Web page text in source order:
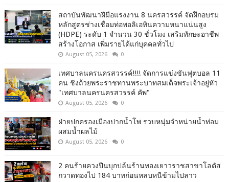
สถาบันพัฒนาฝีมือแรงงาน 8 นครสวรรค์ จัดฝึกอบรม
หลักสูตรช่างเชื่อมท่อพอลิเอทินความหนาแน่นสูง
(HDPE) ระดับ 1 จำนวน 30 ชั่วโมง เสริมทักษะอาชีพ
สร้างโอกาส เพิ่มรายได้แก่บุคคลทั่วไป
August 05, 2026 0
เทศบาลนครนครสวรรค์!!!! จัดการแข่งขันฟุตบอล 11
คน ชิงถ้วยพระราชทานพระบาทสมเด็จพระเจ้าอยู่หัว
"เทศบาลนครนครสวรรค์ คัพ"
August 05, 2026 0
ฝ่ายปกครองเมืองปากน้ำโพ รวบหนุ่มจำหน่ายน้ำท่อม
ผสมน้ำผลไม้
August 05, 2026 0
2 คนร้ายควงปืนบุกปล้นร้านทองเยาวราชสาขาโลตัส
กวาดทองไป 184 บาทก่อนหลบหนีข้ามไปลาว